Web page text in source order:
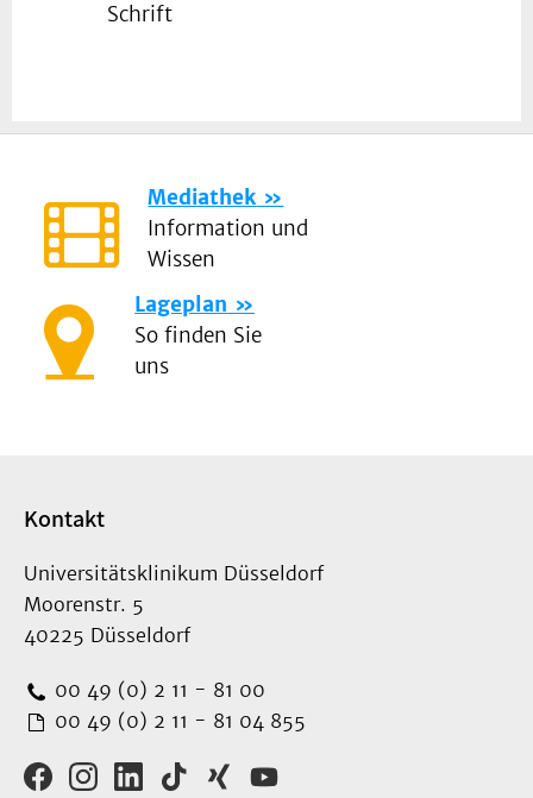
Schrift
Mediathek
Information und
Wissen
Lageplan
So finden Sie
uns
Kontakt
Universitätsklinikum Düsseldorf
Moorenstr. 5
40225 Düsseldorf
00 49 (0) 2 11 - 81 00
00 49 (0) 2 11 - 81 04 855